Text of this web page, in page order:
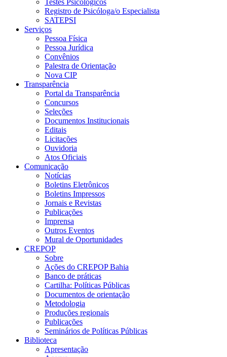
Testes Psicológicos
Registro de Psicóloga/o Especialista
SATEPSI
Serviços
Pessoa Física
Pessoa Jurídica
Convênios
Palestra de Orientação
Nova CIP
Transparência
Portal da Transparência
Concursos
Seleções
Documentos Institucionais
Editais
Licitações
Ouvidoria
Atos Oficiais
Comunicação
Notícias
Boletins Eletrônicos
Boletins Impressos
Jornais e Revistas
Publicações
Imprensa
Outros Eventos
Mural de Oportunidades
CREPOP
Sobre
Ações do CREPOP Bahia
Banco de práticas
Cartilha: Políticas Públicas
Documentos de orientação
Metodologia
Produções regionais
Publicações
Seminários de Políticas Públicas
Biblioteca
Apresentação